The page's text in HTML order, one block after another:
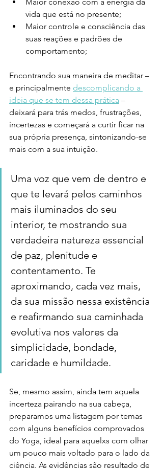
vida que está no presente;
Maior controle e consciência das
suas reações e padrões de
comportamento;
Encontrando sua maneira de meditar –
e principalmente descomplicando a
ideia que se tem dessa prática –
deixará para trás medos, frustrações,
incertezas e começará a curtir ficar na
sua própria presença, sintonizando-se
mais com a sua intuição.
Uma voz que vem de dentro e
que te levará pelos caminhos
mais iluminados do seu
interior, te mostrando sua
verdadeira natureza essencial
de paz, plenitude e
contentamento. Te
aproximando, cada vez mais,
da sua missão nessa existência
e reafirmando sua caminhada
evolutiva nos valores da
simplicidade, bondade,
caridade e humildade.
Se, mesmo assim, ainda tem aquela
incerteza pairando na sua cabeça,
preparamos uma listagem por temas
com alguns benefícios comprovados
do Yoga, ideal para aquelxs com olhar
um pouco mais voltado para o lado da
ciência. As evidências são resultado de